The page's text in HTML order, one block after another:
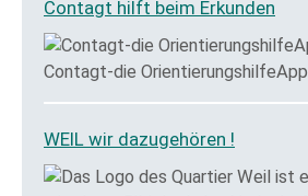
Contagt hilft beim Erkunden
Contagt-die OrientierungshilfeApp
WEIL wir dazugehören !